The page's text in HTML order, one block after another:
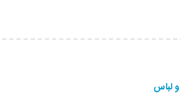
و لباس